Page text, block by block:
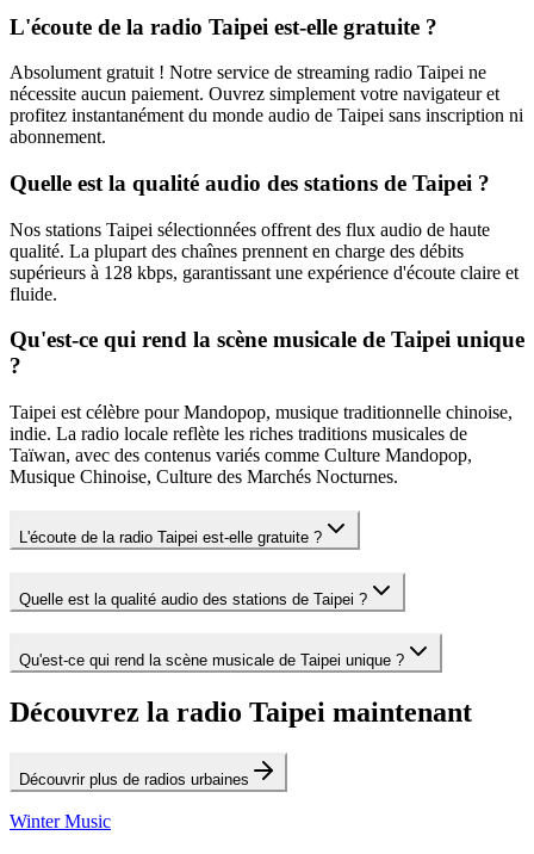
L'écoute de la radio Taipei est-elle gratuite ?
Absolument gratuit ! Notre service de streaming radio Taipei ne
nécessite aucun paiement. Ouvrez simplement votre navigateur et
profitez instantanément du monde audio de Taipei sans inscription ni
abonnement.
Quelle est la qualité audio des stations de Taipei ?
Nos stations Taipei sélectionnées offrent des flux audio de haute
qualité. La plupart des chaînes prennent en charge des débits
supérieurs à 128 kbps, garantissant une expérience d'écoute claire et
fluide.
Qu'est-ce qui rend la scène musicale de Taipei unique
?
Taipei est célèbre pour Mandopop, musique traditionnelle chinoise,
indie. La radio locale reflète les riches traditions musicales de
Taïwan, avec des contenus variés comme Culture Mandopop,
Musique Chinoise, Culture des Marchés Nocturnes.
L'écoute de la radio Taipei est-elle gratuite ?
Quelle est la qualité audio des stations de Taipei ?
Qu'est-ce qui rend la scène musicale de Taipei unique ?
Découvrez la radio Taipei maintenant
Découvrir plus de radios urbaines
Winter Music